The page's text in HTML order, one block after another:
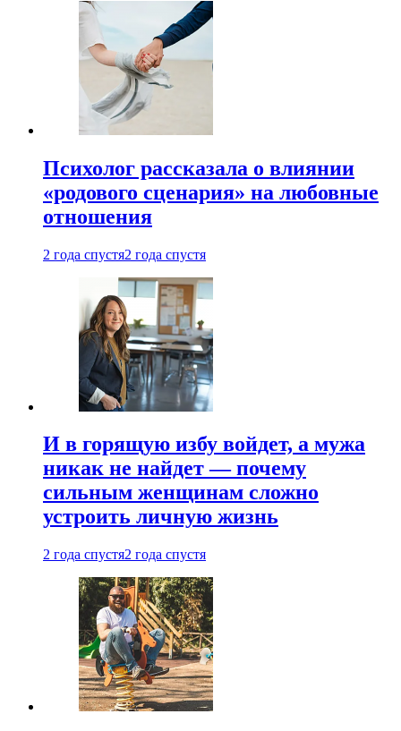
Психолог рассказала о влиянии
«родового сценария» на любовные
отношения
2 года спустя2 года спустя
И в горящую избу войдет, а мужа
никак не найдет — почему
сильным женщинам сложно
устроить личную жизнь
2 года спустя2 года спустя